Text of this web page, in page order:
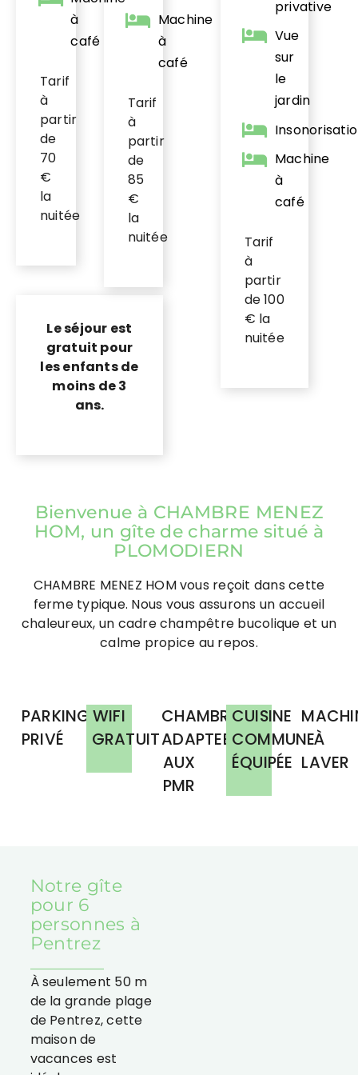
à
café
Tarif
à
partir
de
70
€
la
nuitée
Machine
à
café
Tarif
à
partir
de
85
€
la
nuitée
Le séjour est
gratuit pour
les enfants de
moins de 3
ans.
privative
Vue
sur
le
jardin
Machine
à
café
Tarif
à
partir
de 100
€ la
nuitée
Bienvenue à CHAMBRE MENEZ
HOM, un gîte de charme situé à
PLOMODIERN
CHAMBRE MENEZ HOM vous reçoit dans cette
ferme typique. Nous vous assurons un accueil
chaleureux, un cadre champêtre bucolique et un
calme propice au repos.
PARKING
PRIVÉ
WIFI
GRATUIT
CHAMBRE
ADAPTEE
AUX
PMR
CUISINE
COMMUNE
ÉQUIPÉE
À
LAVER
Notre gîte
pour 6
personnes à
Pentrez
À seulement 50 m
de la grande plage
de Pentrez, cette
maison de
vacances est